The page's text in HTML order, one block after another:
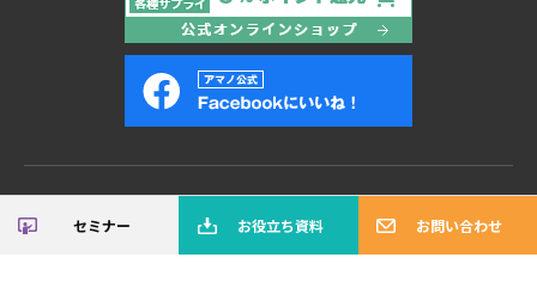
セミナー お役立ち資料 お問い合わせ